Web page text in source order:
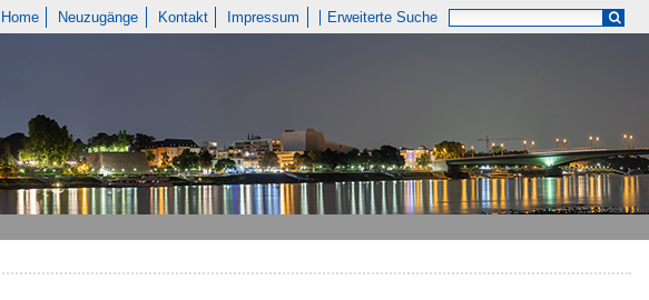
Home Neuzugänge Kontakt Impressum Erweiterte Suche